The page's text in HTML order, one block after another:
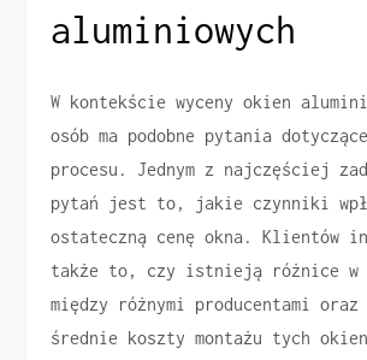
aluminiowych
W kontekście wyceny okien
osób ma podobne pytania
procesu. Jednym z najczęściej
pytań jest to, jakie czynniki
ostateczną cenę okna. Klientów
także to, czy istnieją różnice w
między różnymi producentami
średnie koszty montażu tych